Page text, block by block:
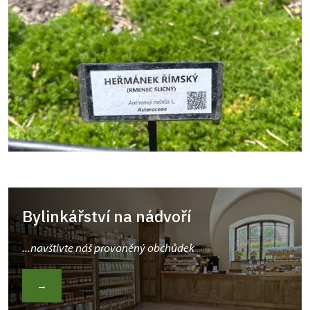
Bylinkářství na nádvoří
...navštivte náš provoněný obchůdek
→